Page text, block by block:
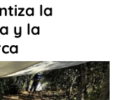
la
y la